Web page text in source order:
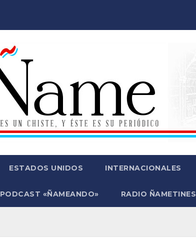
ESTADOS UNIDOS INTERNACIONALES
PODCAST «ÑAMEANDO» RADIO ÑAMETINES